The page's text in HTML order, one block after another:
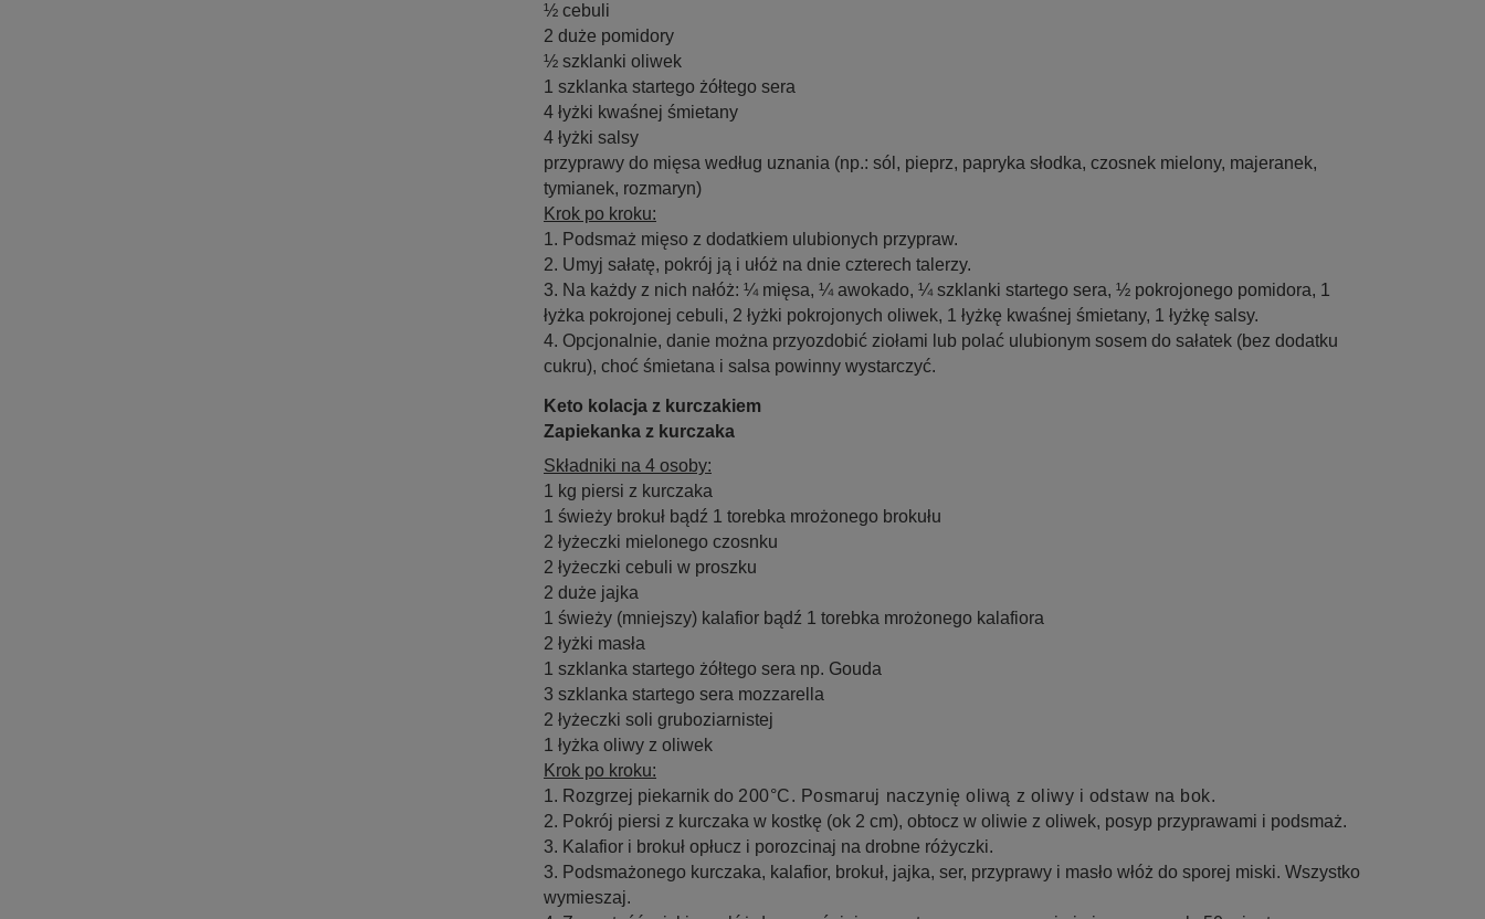
½ cebuli
2 duże pomidory
½ szklanki oliwek
1 szklanka startego żółtego sera
4 łyżki kwaśnej śmietany
4 łyżki salsy
przyprawy do mięsa według uznania (np.: sól, pieprz, papryka słodka, czosnek mielony, majeranek,
tymianek, rozmaryn)
Krok po kroku:
1. Podsmaż mięso z dodatkiem ulubionych przypraw.
2. Umyj sałatę, pokrój ją i ułóż na dnie czterech talerzy.
3. Na każdy z nich nałóż: ¼ mięsa, ¼ awokado, ¼ szklanki startego sera, ½ pokrojonego pomidora, 1
łyżka pokrojonej cebuli, 2 łyżki pokrojonych oliwek, 1 łyżkę kwaśnej śmietany, 1 łyżkę salsy.
4. Opcjonalnie, danie można przyozdobić ziołami lub polać ulubionym sosem do sałatek (bez dodatku
cukru), choć śmietana i salsa powinny wystarczyć.
Keto kolacja z kurczakiem
Zapiekanka z kurczaka
Składniki na 4 osoby:
1 kg piersi z kurczaka
1 świeży brokuł bądź 1 torebka mrożonego brokułu
2 łyżeczki mielonego czosnku
2 łyżeczki cebuli w proszku
2 duże jajka
1 świeży (mniejszy) kalafior bądź 1 torebka mrożonego kalafiora
2 łyżki masła
1 szklanka startego żółtego sera np. Gouda
3 szklanka startego sera mozzarella
2 łyżeczki soli gruboziarnistej
1 łyżka oliwy z oliwek
Krok po kroku:
1. Rozgrzej piekarnik do 200°C. Posmaruj naczynię oliwą z oliwy i odstaw na bok.
2. Pokrój piersi z kurczaka w kostkę (ok 2 cm), obtocz w oliwie z oliwek, posyp przyprawami i podsmaż.
3. Kalafior i brokuł opłucz i porozcinaj na drobne różyczki.
3. Podsmażonego kurczaka, kalafior, brokuł, jajka, ser, przyprawy i masło włóż do sporej miski. Wszystko
wymieszaj.